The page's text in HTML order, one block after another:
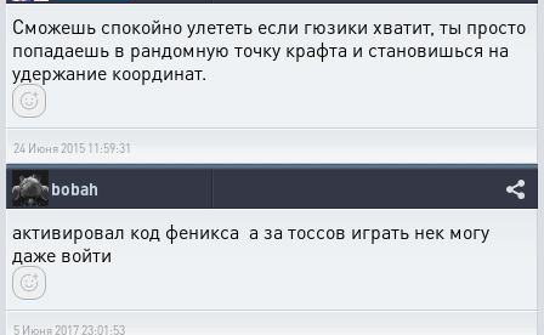
Сможешь спокойно улететь если гюзики хватит, ты просто
попадаешь в рандомную точку крафта и становишься на
удержание координат.
24 Июня 2015 11:59:31
bobah
активировал код феникса а за тоссов играть нек могу
даже войти
5 Июня 2017 23:01:53